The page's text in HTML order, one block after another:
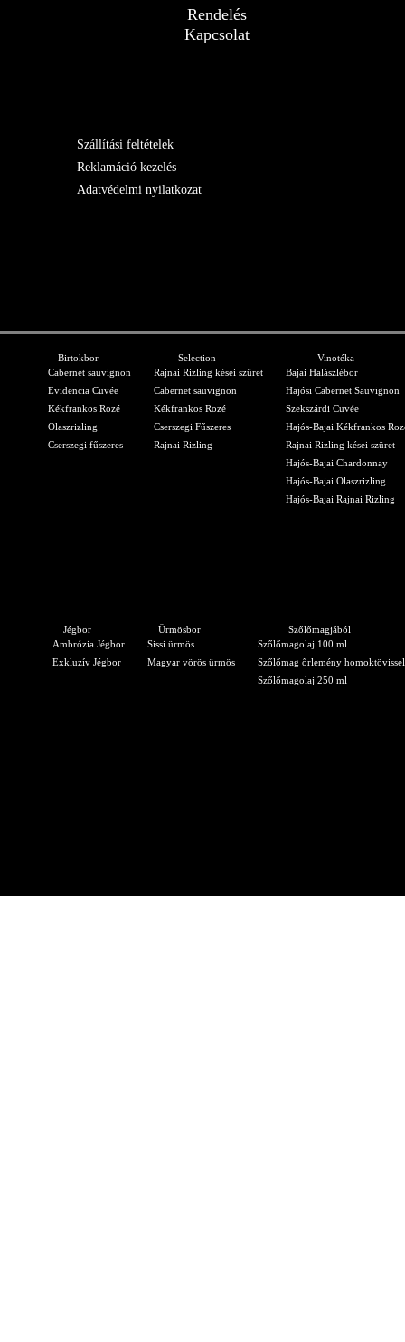
Rendelés
Kapcsolat
Szállítási feltételek
Reklamáció kezelés
Adatvédelmi nyilatkozat
Birtokbor
Cabernet sauvignon
Evidencia Cuvée
Kékfrankos Rozé
Olaszrizling
Cserszegi fűszeres
Selection
Rajnai Rizling kései szüret
Cabernet sauvignon
Kékfrankos Rozé
Cserszegi Fűszeres
Rajnai Rizling
Vinotéka
Bajai Halászlébor
Hajósi Cabernet Sauvignon
Szekszárdi Cuvée
Hajós-Bajai Kékfrankos
Rajnai Rizling kései szüret
Hajós-Bajai Chardonnay
Hajós-Bajai Olaszrizling
Hajós-Bajai Rajnai Rizling
Jégbor
Ambrózia Jégbor
Exkluzív Jégbor
Ürmösbor
Sissi ürmös
Magyar vörös ürmös
Szőlőmagjából
Szőlőmagolaj 100 ml
Szőlőmag őrlemény homoktövissel
Szőlőmagolaj 250 ml